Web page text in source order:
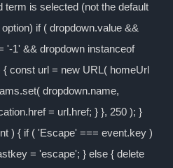
term is selected (not the default
if ( dropdown.value &&
'-1' && dropdown instanceof
const url = new URL( homeUrl
dropdown.name,
= url.href; } }, 250 ); }
) { if ( 'Escape' === event.key )
= 'escape'; } else { delete